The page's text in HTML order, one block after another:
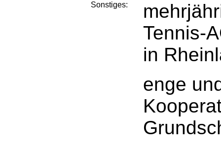
Sonstiges:
Tennis-
in
enge